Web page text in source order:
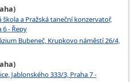
a Pražská taneční konzervatoř,
6 - Řepy
Bubeneč, Krupkovo náměstí 26/4,
Jablonského 333/3, Praha 7 -